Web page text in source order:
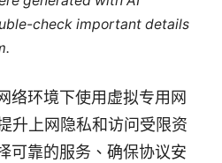
check important details
络环境下使用虚拟专用网
升上网隐私和访问受限资
可靠的服务、确保协议安